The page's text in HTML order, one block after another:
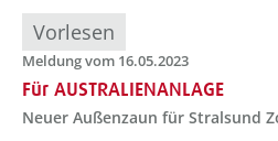
Vorlesen
Meldung vom 16.05.2023
Für AUSTRALIENANLAGE
Neuer Außenzaun für Stralsund